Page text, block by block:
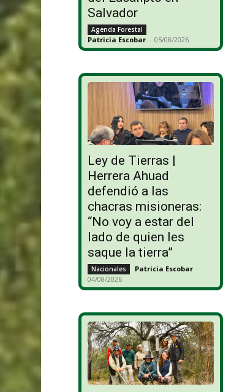
Salvador
Agenda Forestal
Patricia Escobar - 05/08/2026
Ley de Tierras |
Herrera Ahuad
defendió a las
chacras misioneras:
“No voy a estar del
lado de quien les
saque la tierra”
Nacionales Patricia Escobar -
04/08/2026